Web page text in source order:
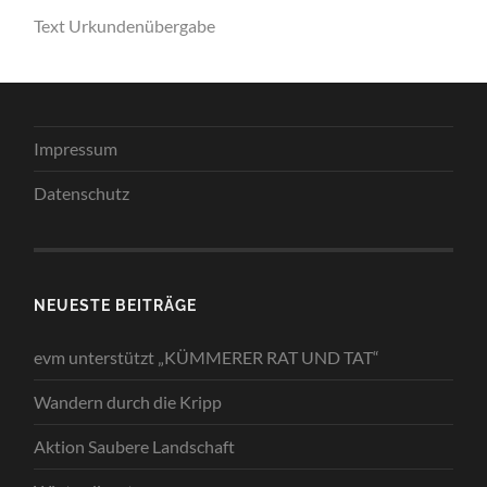
Text Urkundenübergabe
Impressum
Datenschutz
NEUESTE BEITRÄGE
evm unterstützt „KÜMMERER RAT UND TAT“
Wandern durch die Kripp
Aktion Saubere Landschaft